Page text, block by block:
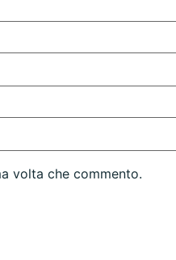
volta che commento.